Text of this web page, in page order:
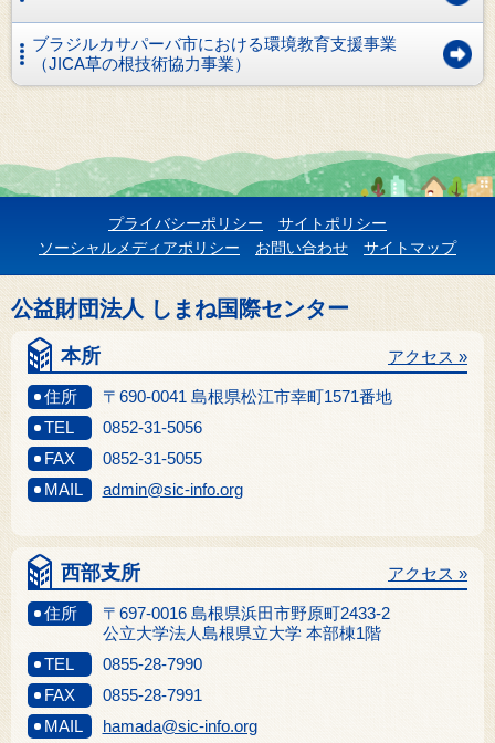
ブラジルカサパーバ市における環境教育支援事業
（JICA草の根技術協力事業）
プライバシーポリシー
サイトポリシー
ソーシャルメディアポリシー
お問い合わせ サイトマップ
公益財団法人 しまね国際センター
本所
住所 〒690-0041 島根県松江市幸町1571番地
アクセス »
TEL
0852-31-5056
FAX
0852-31-5055
MAIL
admin@sic-info.org
西部支所
住所
〒697-0016 島根県浜田市野原町2433-2
公立大学法人島根県立大学 本部棟1階
アクセス »
TEL
0855-28-7990
FAX
0855-28-7991
MAIL
hamada@sic-info.org